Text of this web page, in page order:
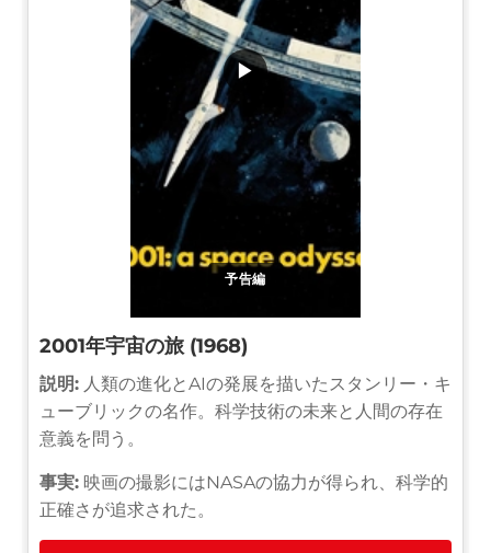
予告編
▶
2001年宇宙の旅 (1968)
説明: 人類の進化とAIの発展を描いたスタンリー・キ
ューブリックの名作。科学技術の未来と人間の存在
意義を問う。
事実: 映画の撮影にはNASAの協力が得られ、科学的
正確さが追求された。